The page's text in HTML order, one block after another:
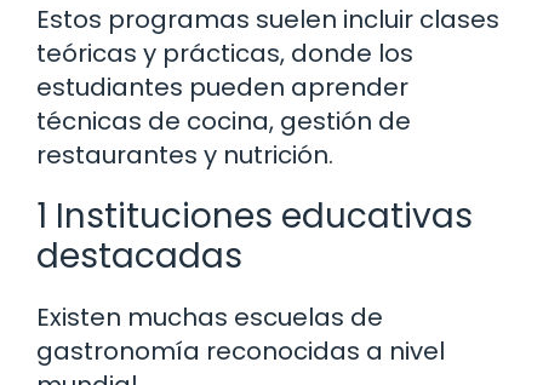
Estos programas suelen incluir clases
teóricas y prácticas, donde los
estudiantes pueden aprender
técnicas de cocina, gestión de
restaurantes y nutrición.
1 Instituciones educativas
destacadas
Existen muchas escuelas de
gastronomía reconocidas a nivel